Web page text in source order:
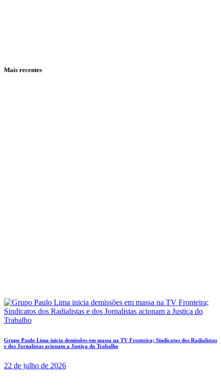
Mais recentes
Grupo Paulo Lima inicia demissões em massa na TV Fronteira; Sindicatos dos Radialistas
e dos Jornalistas acionam a Justiça do Trabalho
22 de julho de 2026